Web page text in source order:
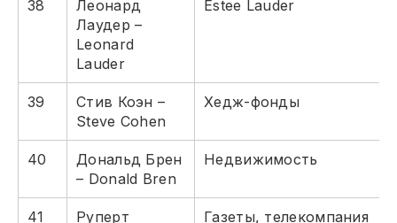
38
Леонард
Лаудер –
Leonard
Lauder
Estee Lauder
39
Стив Коэн –
Steve Cohen
Хедж-фонды
40
Дональд Брен
– Donald Bren
Недвижимость
41
Руперт
Газеты, телекомпания